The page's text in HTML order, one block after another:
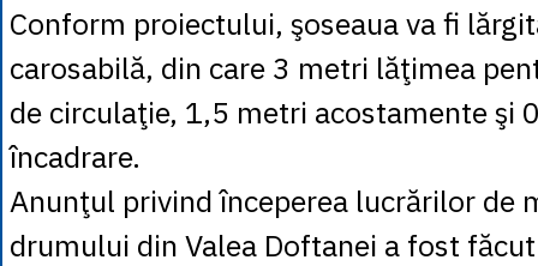
Conform proiectului, şoseaua va fi
carosabilă, din care 3 metri lăţimea
de circulaţie, 1,5 metri acostamente şi
încadrare.
Anunţul privind începerea lucrărilor de
drumului din Valea Doftanei a fost